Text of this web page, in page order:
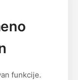
funkcije.